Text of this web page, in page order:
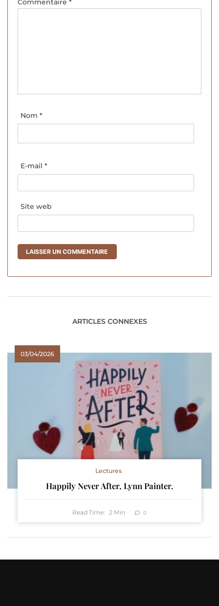
Nom *
E-mail *
Site web
ARTICLES CONNEXES
03/04/2026
Lectures
Happily Never After, Lynn Painter.
Read Time: 2 Min 0